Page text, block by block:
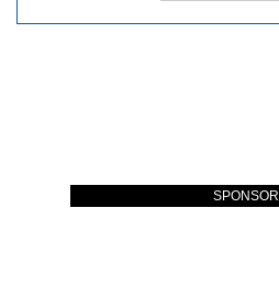
SPONSOR